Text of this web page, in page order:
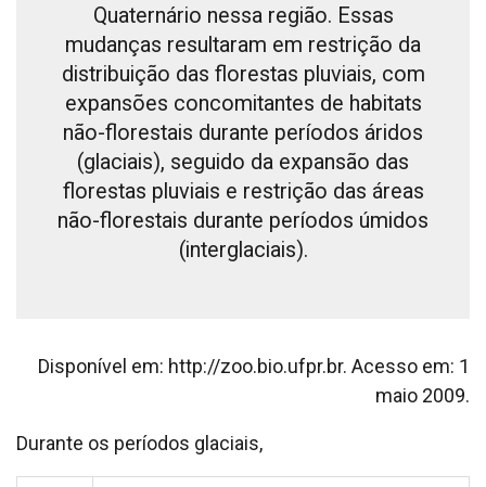
Quaternário nessa região. Essas
mudanças resultaram em restrição da
distribuição das florestas pluviais, com
expansões concomitantes de habitats
não-florestais durante períodos áridos
(glaciais), seguido da expansão das
florestas pluviais e restrição das áreas
não-florestais durante períodos úmidos
(interglaciais).
Disponível em: http://zoo.bio.ufpr.br. Acesso em: 1
maio 2009.
Durante os períodos glaciais,